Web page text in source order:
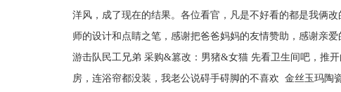
洋风，成了现在的结果。各位看官，凡是不好看的都是我俩
师的设计和点睛之笔，感谢把爸爸妈妈的友情赞助，感谢亲
游击队民工兄弟 采购&篡改：男猪&女猫 先看卫生间吧，推
房，连浴帘都没装，我老公说碍手碍脚的不喜欢 金丝玉玛